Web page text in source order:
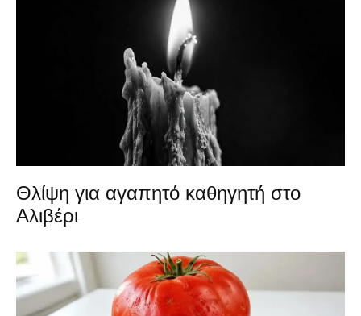
Θλίψη για αγαπητό καθηγητή στο
Αλιβέρι